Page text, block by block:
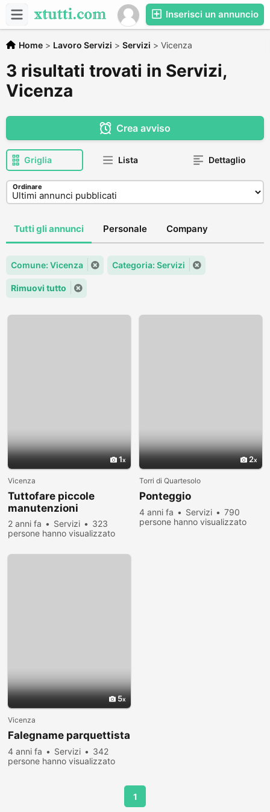
Inserisci un annuncio
Home > Lavoro Servizi > Servizi > Vicenza
3 risultati trovati in Servizi,
Vicenza
Crea avviso
Griglia Lista Dettaglio
Ordinare
Tutti gli annunci Personale Company
Comune: Vicenza Categoria: Servizi
Rimuovi tutto
1
Vicenza
Tuttofare piccole
manutenzioni
2 anni fa Servizi
323
persone hanno visualizzato
2
Torri di Quartesolo
Ponteggio
4 anni fa Servizi
790
persone hanno visualizzato
5
Vicenza
Falegname parquettista
4 anni fa Servizi
342
persone hanno visualizzato
1